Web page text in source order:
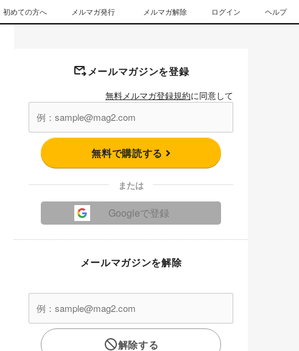
初めての方へ メルマガ発行 メルマガ解除 ログイン ヘルプ
メールマガジンを登録
無料メルマガ登録規約に同意して
無料で購読する
または
Googleで登録
メールマガジンを解除
解除する